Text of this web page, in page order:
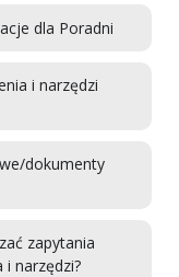
dla Poradni
i narzędzi
dokumenty
zapytania
narzędzi?